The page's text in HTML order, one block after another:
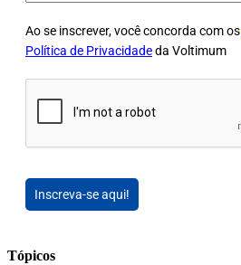
Ao se inscrever, você concorda com os
Política de Privacidadeda Voltimum
Inscreva-se aqui!
Tópicos